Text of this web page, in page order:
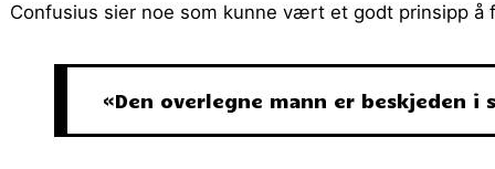
Confusius sier noe som kunne vært et godt prinsipp å
«Den overlegne mann er beskjeden